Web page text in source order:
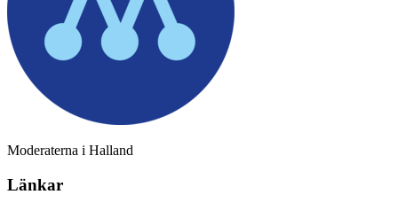
Moderaterna i Halland
Länkar